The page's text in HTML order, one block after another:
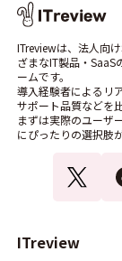
ITreviewは、法人向
ざまなIT製品・SaaS
ームです。
導入経験者によるリ
サポート品質などを
まずは実際のユーザ
にぴったりの選択肢
ITreview